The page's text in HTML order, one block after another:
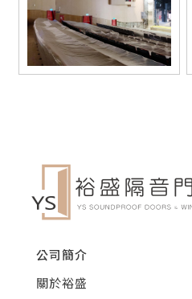
公司簡介
關於裕盛